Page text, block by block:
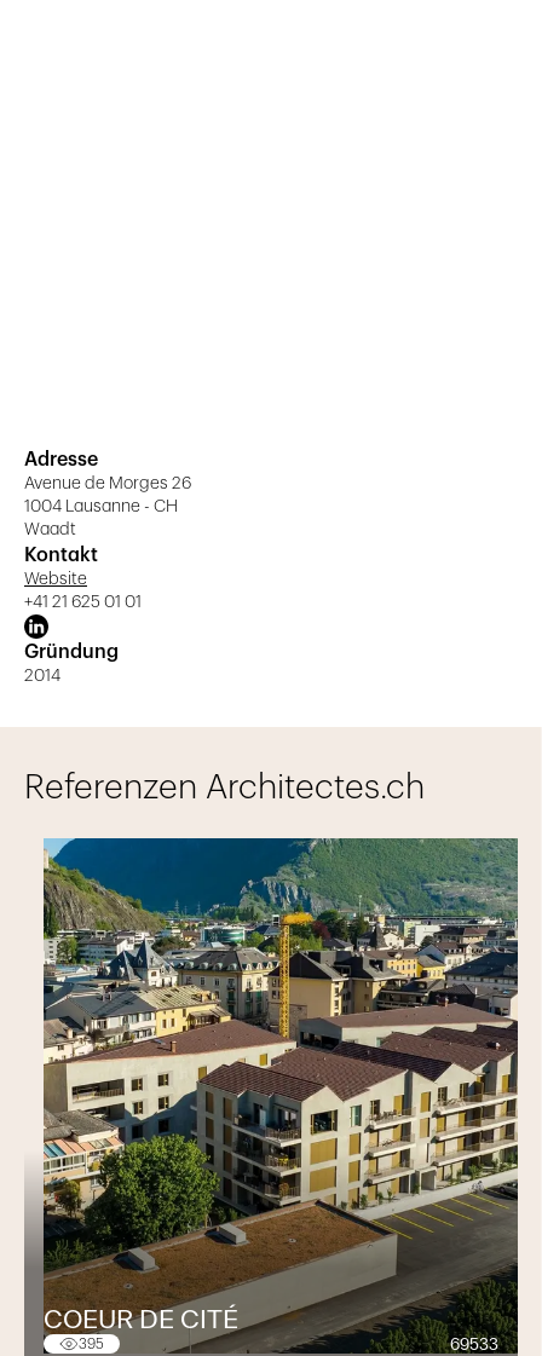
Adresse
Avenue de Morges 26
1004 Lausanne - CH
Waadt
Kontakt
Website
+41 21 625 01 01
Gründung
2014
Referenzen Architectes.ch
COEUR DE CITÉ
395 69533